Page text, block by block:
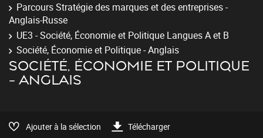
Parcours Stratégie des marques et des entreprises -
Anglais-Russe
UE3 - Société, Économie et Politique Langues A et B
Société, Économie et Politique - Anglais
SOCIÉTÉ, ÉCONOMIE ET POLITIQUE
- ANGLAIS
Ajouter à la sélection Télécharger